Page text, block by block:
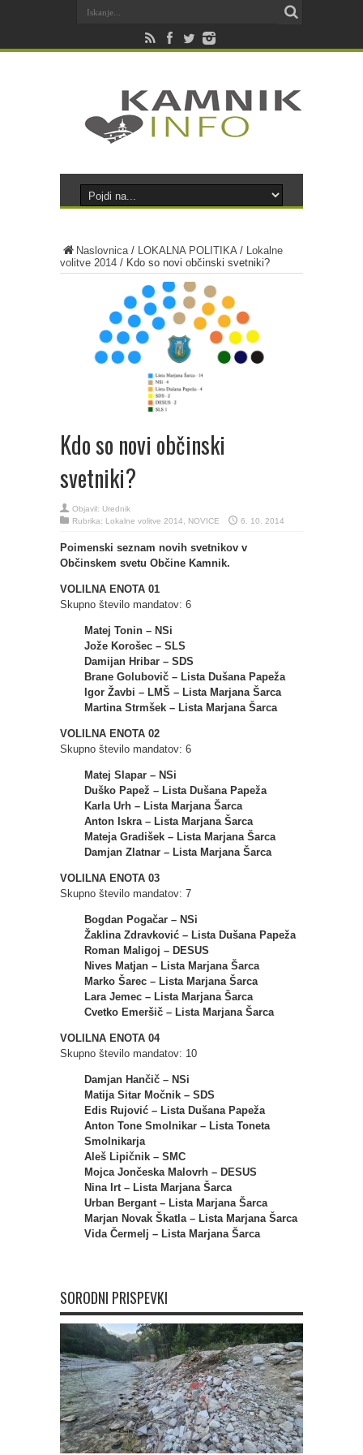
Naslovnica/ LOKALNA POLITIKA/ Lokalne
volitve 2014 / Kdo so novi občinski svetniki?
Kdo so novi občinski
svetniki?
Objavil: Urednik
Rubrika: Lokalne volitve 2014 NOVICE 6. 10. 2014
Poimenski seznam novih svetnikov v
Občinskem svetu Občine Kamnik.
VOLILNA ENOTA 01
Skupno število mandatov: 6
Matej Tonin – NSi
Jože Korošec – SLS
Damijan Hribar – SDS
Brane Golubovič – Lista Dušana Papeža
Igor Žavbi – LMŠ – Lista Marjana Šarca
Martina Strmšek – Lista Marjana Šarca
VOLILNA ENOTA 02
Skupno število mandatov: 6
Matej Slapar – NSi
Duško Papež – Lista Dušana Papeža
Karla Urh – Lista Marjana Šarca
Anton Iskra – Lista Marjana Šarca
Mateja Gradišek – Lista Marjana Šarca
Damjan Zlatnar – Lista Marjana Šarca
VOLILNA ENOTA 03
Skupno število mandatov: 7
Bogdan Pogačar – NSi
Žaklina Zdravković – Lista Dušana Papeža
Roman Maligoj – DESUS
Nives Matjan – Lista Marjana Šarca
Marko Šarec – Lista Marjana Šarca
Lara Jemec – Lista Marjana Šarca
Cvetko Emeršič – Lista Marjana Šarca
VOLILNA ENOTA 04
Skupno število mandatov: 10
Damjan Hančič – NSi
Matija Sitar Močnik – SDS
Edis Rujović – Lista Dušana Papeža
Anton Tone Smolnikar – Lista Toneta
Smolnikarja
Aleš Lipičnik – SMC
Mojca Jončeska Malovrh – DESUS
Nina Irt – Lista Marjana Šarca
Urban Bergant – Lista Marjana Šarca
Marjan Novak Škatla – Lista Marjana Šarca
Vida Čermelj – Lista Marjana Šarca
SORODNI PRISPEVKI